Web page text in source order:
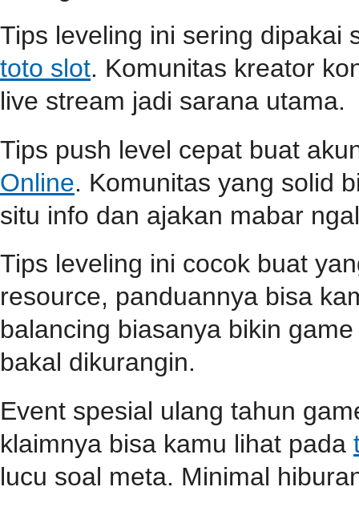
Tips leveling ini sering dipakai
toto slot. Komunitas kreator
live stream jadi sarana utama.
Tips push level cepat buat
Online. Komunitas yang solid
situ info dan ajakan mabar
Tips leveling ini cocok buat
resource, panduannya bisa
balancing biasanya bikin
bakal dikurangin.
Event spesial ulang tahun
klaimnya bisa kamu lihat pada
lucu soal meta. Minimal